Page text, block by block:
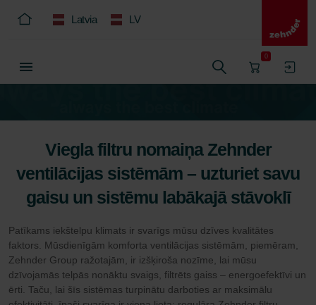
Latvia LV
0
Viegla filtru nomaiņa Zehnder
ventilācijas sistēmām – uzturiet savu
gaisu un sistēmu labākajā stāvoklī
Patīkams iekštelpu klimats ir svarīgs mūsu dzīves kvalitātes
faktors. Mūsdienīgām komforta ventilācijas sistēmām, piemēram,
Zehnder Group ražotajām, ir izšķiroša nozīme, lai mūsu
dzīvojamās telpās nonāktu svaigs, filtrēts gaiss – energoefektīvi un
ērti. Taču, lai šīs sistēmas turpinātu darboties ar maksimālu